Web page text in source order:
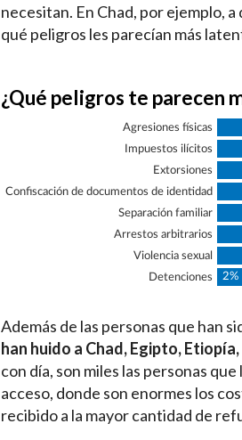
necesitan. En Chad, por ejemplo,
qué peligros les parecían más
¿Qué peligros te parecen
Además de las personas que han
han huido a Chad, Egipto,
con día, son miles las personas
acceso, donde son enormes los
recibido a la mayor cantidad de